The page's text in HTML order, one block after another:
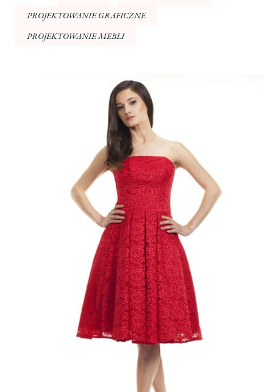
PROJEKTOWANIE GRAFICZNE
PROJEKTOWANIE MEBLI